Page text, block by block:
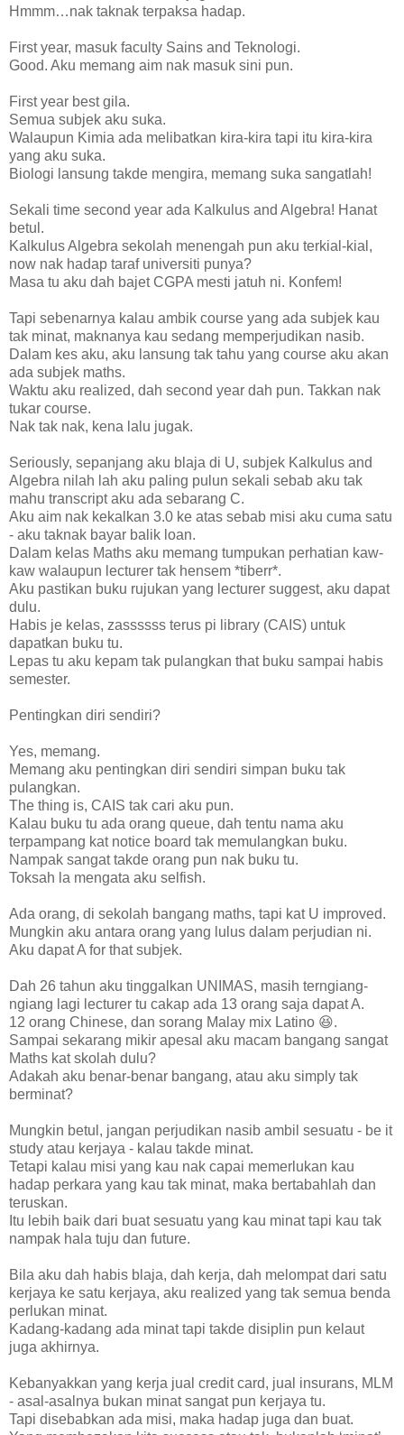
Hmmm…nak taknak terpaksa hadap.
First year, masuk faculty Sains and Teknologi.
Good. Aku memang aim nak masuk sini pun.
First year best gila.
Semua subjek aku suka.
Walaupun Kimia ada melibatkan kira-kira tapi itu kira-kira
yang aku suka.
Biologi lansung takde mengira, memang suka sangatlah!
Sekali time second year ada Kalkulus and Algebra! Hanat
betul.
Kalkulus Algebra sekolah menengah pun aku terkial-kial,
now nak hadap taraf universiti punya?
Masa tu aku dah bajet CGPA mesti jatuh ni. Konfem!
Tapi sebenarnya kalau ambik course yang ada subjek kau
tak minat, maknanya kau sedang memperjudikan nasib.
Dalam kes aku, aku lansung tak tahu yang course aku akan
ada subjek maths.
Waktu aku realized, dah second year dah pun. Takkan nak
tukar course.
Nak tak nak, kena lalu jugak.
Seriously, sepanjang aku blaja di U, subjek Kalkulus and
Algebra nilah lah aku paling pulun sekali sebab aku tak
mahu transcript aku ada sebarang C.
Aku aim nak kekalkan 3.0 ke atas sebab misi aku cuma satu
- aku taknak bayar balik loan.
Dalam kelas Maths aku memang tumpukan perhatian kaw-
kaw walaupun lecturer tak hensem *tiberr*.
Aku pastikan buku rujukan yang lecturer suggest, aku dapat
dulu.
Habis je kelas, zassssss terus pi library (CAIS) untuk
dapatkan buku tu.
Lepas tu aku kepam tak pulangkan that buku sampai habis
semester.
Pentingkan diri sendiri?
Yes, memang.
Memang aku pentingkan diri sendiri simpan buku tak
pulangkan.
The thing is, CAIS tak cari aku pun.
Kalau buku tu ada orang queue, dah tentu nama aku
terpampang kat notice board tak memulangkan buku.
Nampak sangat takde orang pun nak buku tu.
Toksah la mengata aku selfish.
Ada orang, di sekolah bangang maths, tapi kat U improved.
Mungkin aku antara orang yang lulus dalam perjudian ni.
Aku dapat A for that subjek.
Dah 26 tahun aku tinggalkan UNIMAS, masih terngiang-
ngiang lagi lecturer tu cakap ada 13 orang saja dapat A.
12 orang Chinese, dan sorang Malay mix Latino 😆.
Sampai sekarang mikir apesal aku macam bangang sangat
Maths kat skolah dulu?
Adakah aku benar-benar bangang, atau aku simply tak
berminat?
Mungkin betul, jangan perjudikan nasib ambil sesuatu - be it
study atau kerjaya - kalau takde minat.
Tetapi kalau misi yang kau nak capai memerlukan kau
hadap perkara yang kau tak minat, maka bertabahlah dan
teruskan.
Itu lebih baik dari buat sesuatu yang kau minat tapi kau tak
nampak hala tuju dan future.
Bila aku dah habis blaja, dah kerja, dah melompat dari satu
kerjaya ke satu kerjaya, aku realized yang tak semua benda
perlukan minat.
Kadang-kadang ada minat tapi takde disiplin pun kelaut
juga akhirnya.
Kebanyakkan yang kerja jual credit card, jual insurans, MLM
- asal-asalnya bukan minat sangat pun kerjaya tu.
Tapi disebabkan ada misi, maka hadap juga dan buat.